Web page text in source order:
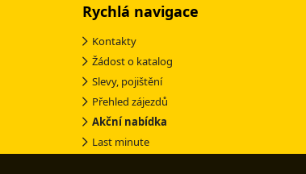
Rychlá navigace
Kontakty
Žádost o katalog
Slevy, pojištění
Přehled zájezdů
Akční nabídka
Last minute